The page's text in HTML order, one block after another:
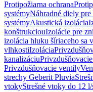
Protipožiarna ochrana
systémyNáhradné diely
systémyAkustická izolácia
konštrukciouIzolácie pre
izolácia hluku šíriaceho sa
vlhkostiIzolácia
kanalizáciu
Privzdušňovacie ventily
strechy Geberit Pluvia
vtokyStrešné vtoky do 12 l/